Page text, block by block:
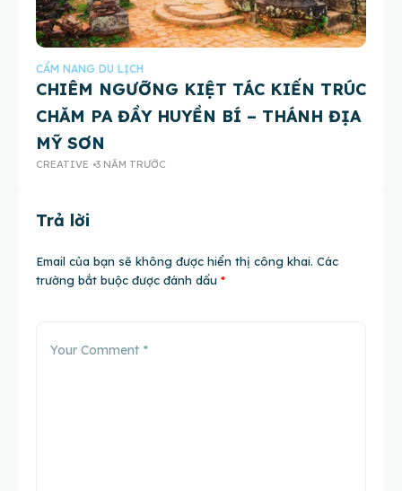
CẨM NANG DU LỊCH
CHIÊM NGƯỠNG KIỆT TÁC KIẾN TRÚC
CHĂM PA ĐẦY HUYỀN BÍ – THÁNH ĐỊA
MỸ SƠN
CREATIVE 3 NĂM TRƯỚC
Trả lời
Email của bạn sẽ không được hiển thị công khai. Các
trường bắt buộc được đánh dấu *